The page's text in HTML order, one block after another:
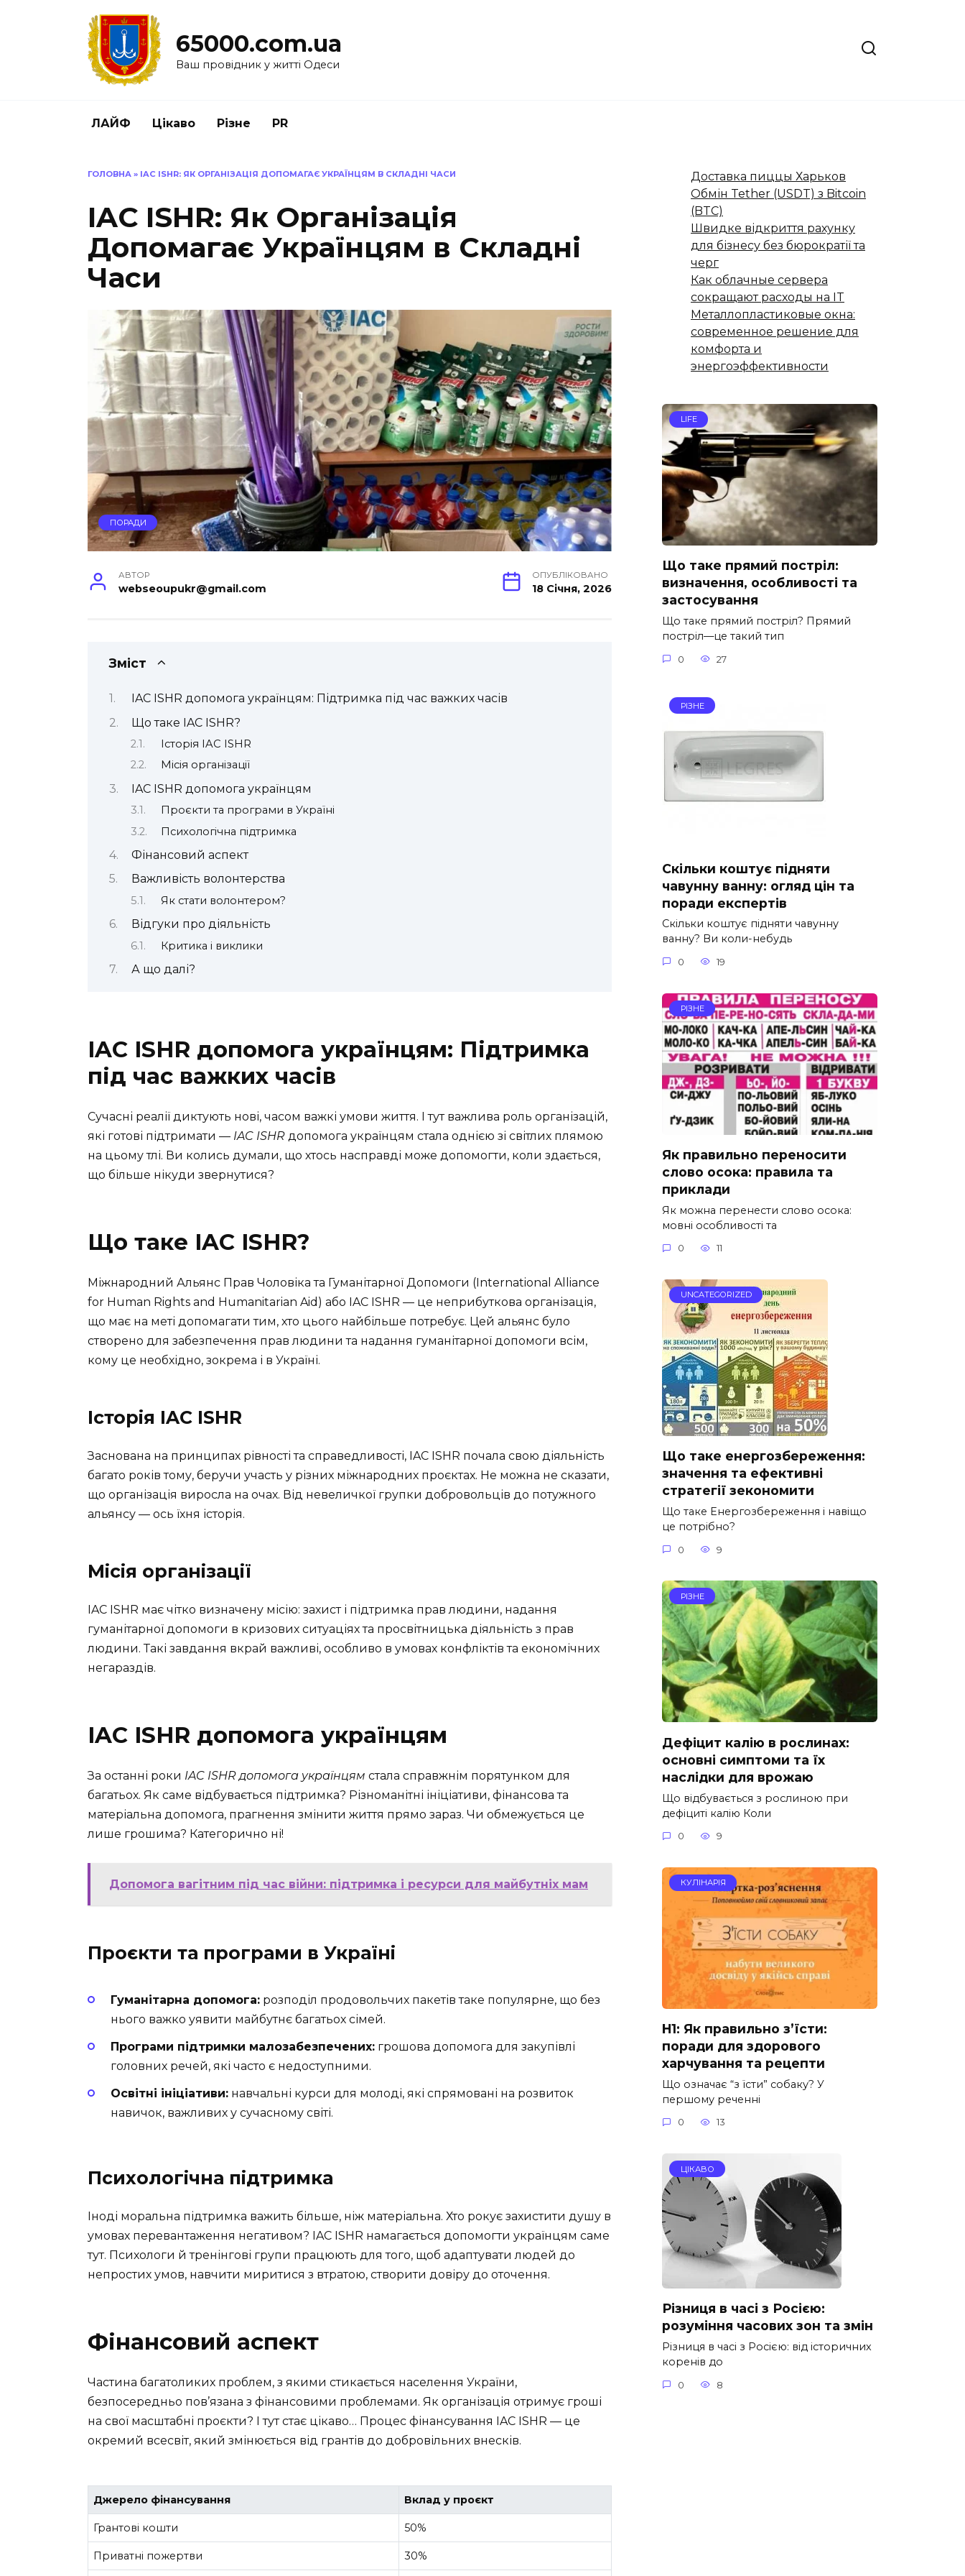
65000.com.ua
Ваш провідник у житті Одеси
ЛАЙФ Цікаво Різне PR
ГОЛОВНА » IAC ISHR: ЯК ОРГАНІЗАЦІЯ ДОПОМАГАЄ УКРАЇНЦЯМ В СКЛАДНІ ЧАСИ
IAC ISHR: Як Організація
Допомагає Українцям в Складні
Часи
ПОРАДИ
АВТОР
webseoupukr@gmail.com
ОПУБЛІКОВАНО
18 Січня, 2026
Зміст
IAC ISHR допомога українцям: Підтримка під час важких часів
Що таке IAC ISHR?
Історія IAC ISHR
Місія організації
IAC ISHR допомога українцям
Проєкти та програми в Україні
Психологічна підтримка
Фінансовий аспект
Важливість волонтерства
Як стати волонтером?
Відгуки про діяльність
Критика і виклики
А що далі?
IAC ISHR допомога українцям: Підтримка
під час важких часів
Сучасні реалії диктують нові, часом важкі умови життя. І тут важлива роль організацій,
які готові підтримати — IAC ISHR допомога українцям стала однією зі світлих плямою
на цьому тлі. Ви колись думали, що хтось насправді може допомогти, коли здається,
що більше нікуди звернутися?
Що таке IAC ISHR?
Міжнародний Альянс Прав Чоловіка та Гуманітарної Допомоги (International Alliance
for Human Rights and Humanitarian Aid) або IAC ISHR — це неприбуткова організація,
що має на меті допомагати тим, хто цього найбільше потребує. Цей альянс було
створено для забезпечення прав людини та надання гуманітарної допомоги всім,
кому це необхідно, зокрема і в Україні.
Історія IAC ISHR
Заснована на принципах рівності та справедливості, IAC ISHR почала свою діяльність
багато років тому, беручи участь у різних міжнародних проєктах. Не можна не сказати,
що організація виросла на очах. Від невеличкої групки добровольців до потужного
альянсу — ось їхня історія.
Місія організації
IAC ISHR має чітко визначену місію: захист і підтримка прав людини, надання
гуманітарної допомоги в кризових ситуаціях та просвітницька діяльність з прав
людини. Такі завдання вкрай важливі, особливо в умовах конфліктів та економічних
негараздів.
IAC ISHR допомога українцям
За останні роки IAC ISHR допомога українцям стала справжнім порятунком для
багатьох. Як саме відбувається підтримка? Різноманітні ініціативи, фінансова та
матеріальна допомога, прагнення змінити життя прямо зараз. Чи обмежується це
лише грошима? Категорично ні!
Допомога вагітним під час війни: підтримка і ресурси для майбутніх мам
Проєкти та програми в Україні
Гуманітарна допомога: розподіл продовольчих пакетів таке популярне, що без
нього важко уявити майбутнє багатьох сімей.
Програми підтримки малозабезпечених: грошова допомога для закупівлі
головних речей, які часто є недоступними.
Освітні ініціативи: навчальні курси для молоді, які спрямовані на розвиток
навичок, важливих у сучасному світі.
Психологічна підтримка
Іноді моральна підтримка важить більше, ніж матеріальна. Хто рокує захистити душу в
умовах перевантаження негативом? IAC ISHR намагається допомогти українцям саме
тут. Психологи й тренінгові групи працюють для того, щоб адаптувати людей до
непростих умов, навчити миритися з втратою, створити довіру до оточення.
Фінансовий аспект
Частина багатоликих проблем, з якими стикається населення України,
безпосередньо пов’язана з фінансовими проблемами. Як організація отримує гроші
на свої масштабні проєкти? І тут стає цікаво… Процес фінансування IAC ISHR — це
окремий всесвіт, який змінюється від грантів до добровільних внесків.
Джерело фінансування Вклад у проєкт
Грантові кошти 50%
Приватні пожертви 30%
Доставка пиццы Харьков
Обмін Tether (USDT) з Bitcoin
(BTC)
Швидке відкриття рахунку
для бізнесу без бюрократії та
черг
Как облачные сервера
сокращают расходы на IT
Металлопластиковые окна:
современное решение для
комфорта и
энергоэффективности
LIFE
Що таке прямий постріл:
визначення, особливості та
застосування
Що таке прямий постріл? Прямий
постріл—це такий тип
0 27
РІЗНЕ
Скільки коштує підняти
чавунну ванну: огляд цін та
поради експертів
Скільки коштує підняти чавунну
ванну? Ви коли-небудь
0 19
РІЗНЕ
Як правильно переносити
слово осока: правила та
приклади
Як можна перенести слово осока:
мовні особливості та
0 11
UNCATEGORIZED
Що таке енергозбереження:
значення та ефективні
стратегії зекономити
Що таке Енергозбереження і навіщо
це потрібно?
0 9
РІЗНЕ
Дефіцит калію в рослинах:
основні симптоми та їх
наслідки для врожаю
Що відбувається з рослиною при
дефіциті калію Коли
0 9
КУЛІНАРІЯ
H1: Як правильно з’їсти:
поради для здорового
харчування та рецепти
Що означає “з їсти” собаку? У
першому реченні
0 13
ЦІКАВО
Різниця в часі з Росією:
розуміння часових зон та змін
Різниця в часі з Росією: від історичних
коренів до
0 8